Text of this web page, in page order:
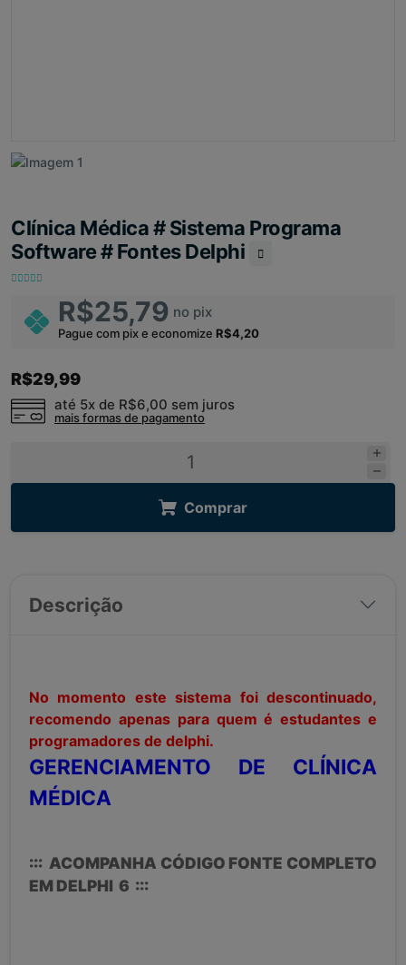
Clínica Médica # Sistema Programa
Software # Fontes Delphi
R$25,79 no pix
Pague com pix e economize R$4,20
R$29,99
até 5x de R$6,00 sem juros
mais formas de pagamento
Comprar
Descrição
No momento este sistema foi descontinuado,
recomendo apenas para quem é estudantes e
programadores de delphi.
GERENCIAMENTO DE CLÍNICA
MÉDICA
::: ACOMPANHA CÓDIGO FONTE COMPLETO
EM DELPHI 6 :::